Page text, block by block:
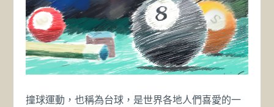
撞球運動，也稱為台球，是世界各地人們喜愛的一